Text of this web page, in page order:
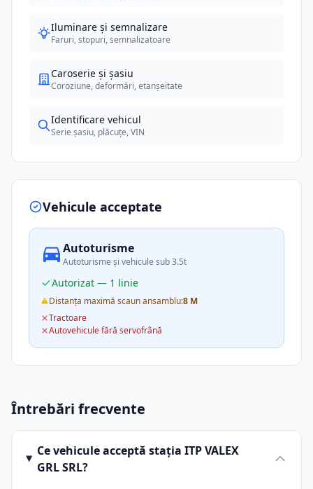
Iluminare și semnalizare
Faruri, stopuri, semnalizatoare
Caroserie și șasiu
Coroziune, deformări, etanșeitate
Identificare vehicul
Serie șasiu, plăcuțe, VIN
Vehicule acceptate
Autoturisme
Autoturisme și vehicule sub 3.5t
Autorizat — 1 linie
Distanța maximă scaun ansamblu:8 M
Tractoare
Autovehicule fără servofrână
Întrebări frecvente
Ce vehicule acceptă stația ITP VALEX
GRL SRL?